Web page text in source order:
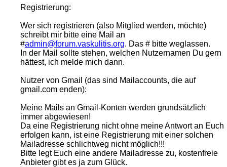
Registrierung:
Wer sich registrieren (also Mitglied werden, möchte)
schreibt mir bitte eine Mail an
#admin@forum.vaskulitis.org. Das # bitte weglassen.
In der Mail sollte stehen, welchen Nutzernamen Du gern
hättest, ich melde mich dann.
Nutzer von Gmail (das sind Mailaccounts, die auf
gmail.com enden):
Meine Mails an Gmail-Konten werden grundsätzlich
immer abgewiesen!
Da eine Registrierung nicht ohne meine Antwort an Euch
erfolgen kann, ist eine Registrierung mit einer solchen
Mailadresse schlichtweg nicht möglich!!!
Bitte legt Euch eine andere Mailadresse zu, kostenfreie
Anbieter gibt es ja zum Glück.